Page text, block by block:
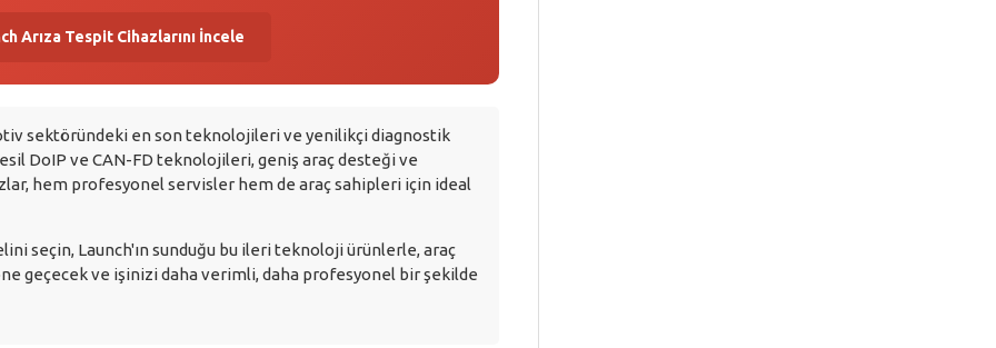
Arıza Tespit Cihazlarını İncele
sektöründeki en son teknolojileri ve yenilikçi diagnostik
DoIP ve CAN-FD teknolojileri, geniş araç desteği ve
hem profesyonel servisler hem de araç sahipleri için ideal
seçin, Launch'ın sunduğu bu ileri teknoloji ürünlerle, araç
geçecek ve işinizi daha verimli, daha profesyonel bir şekilde